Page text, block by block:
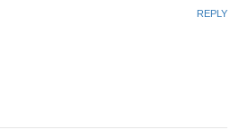
REPLY